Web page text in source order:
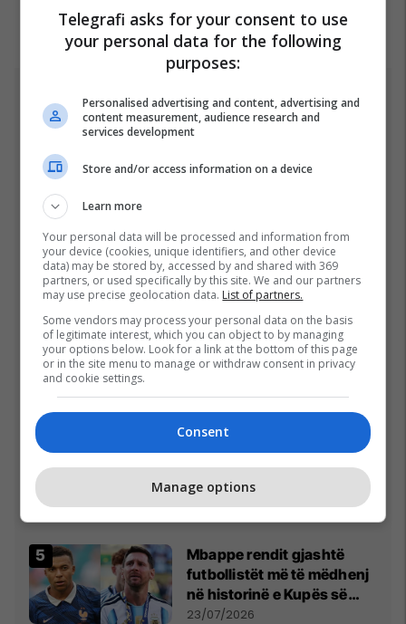
Top 5
Fjalët e para të Joshuas
pas fitores me nokaut ndaj
Pesë ditë pas marrjes së
detyrës, shefi i ri i ushtrisë
ukrainase urdhëron
kontroll të madh
26/07/2026
Vetëm dy raunde dhe
miliona euro në xhep,
Vëllai iu etiketua si pjesëtar
i grupit të Arkanit, Drejtori i
Ekonomisë në Prizren
mohon pretendimet
24/07/2026
Mbappe rendit gjashtë
futbollistët më të mëdhenj
në historinë e Kupës së
Botës, Messi mbetet i dyti
23/07/2026
Telegrafi asks for your consent to use
your personal data for the following
purposes:
Personalised advertising and content, advertising and
content measurement, audience research and
services development
Store and/or access information on a device
Learn more
Your personal data will be processed and information from
your device (cookies, unique identifiers, and other device
data) may be stored by, accessed by and shared with 369
partners, or used specifically by this site. We and our partners
may use precise geolocation data. List of partners.
Some vendors may process your personal data on the basis
of legitimate interest, which you can object to by managing
your options below. Look for a link at the bottom of this page
or in the site menu to manage or withdraw consent in privacy
and cookie settings.
Consent
Manage options